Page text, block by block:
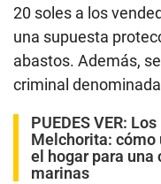
20 soles a los
una supuesta
abastos. Además,
criminal denominada
PUEDES VER: Los
Melchorita: cómo
el hogar para una
marinas